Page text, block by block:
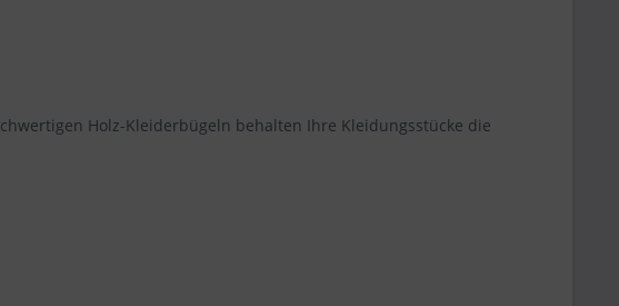
Holz-Kleiderbügeln behalten Ihre Kleidungsstücke die